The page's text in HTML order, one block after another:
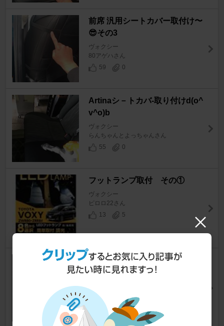
前席 汎用シートカバー取付け〜
😎その3
ヴォクシー
80アゲハさん
59
0
Artinaシ－トカバ-取り付けd(o^
v^o)b
ヴォクシー
らんちゃんとよっちゃんさん
55
0
フットランプ取付 その①
ヴォクシー
ピロロ22さん
13
5
シートヒーター配線取り回し
ヴォクシー
34